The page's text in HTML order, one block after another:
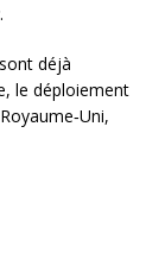
.
sont déjà
le déploiement